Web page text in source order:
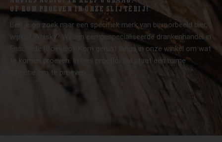
OF KOM PROEVEN IN ONZE SLIJTERIJ!
Ben je op zoek naar een specifiek merk van bijvoorbeeld bier,
wijn of Whisky? Wij zijn een gespecialiseerde drankenhandel in
Enschede (Boekelo). Kom gerust langs in onze winkel om wat
te komen proeven. In ons proeflokaal staat een ruime
selectie om te proeven.